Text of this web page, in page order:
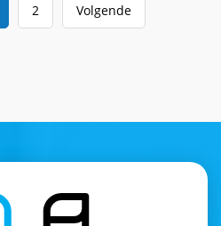
2 Volgende